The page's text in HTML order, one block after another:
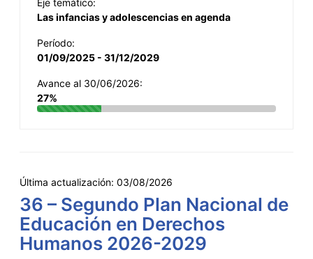
Las infancias y adolescencias en agenda
Período:
01/09/2025 - 31/12/2029
Avance al 30/06/2026:
27%
Última actualización: 03/08/2026
36 – Segundo Plan Nacional de
Educación en Derechos
Humanos 2026-2029